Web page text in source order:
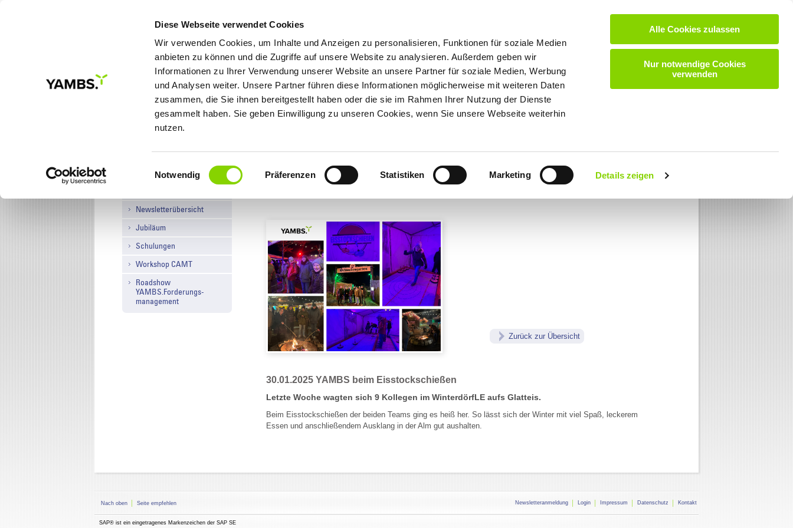
Diese Webseite verwendet Cookies
Wir verwenden Cookies, um Inhalte und Anzeigen zu personalisieren, Funktionen für soziale Medien
anbieten zu können und die Zugriffe auf unsere Website zu analysieren. Außerdem geben wir
Informationen zu Ihrer Verwendung unserer Website an unsere Partner für soziale Medien, Werbung
und Analysen weiter. Unsere Partner führen diese Informationen möglicherweise mit weiteren Daten
zusammen, die Sie ihnen bereitgestellt haben oder die sie im Rahmen Ihrer Nutzung der Dienste
gesammelt haben. Sie geben Einwilligung zu unseren Cookies, wenn Sie unsere Webseite weiterhin
nutzen.
Einwilligungsauswahl
Notwendig Präferenzen Statistiken Marketing Details zeigen
Alle Cookies zulassen
Nur notwendige Cookies
verwenden
KARRIERE KONTAKT
MEINE ZIELE LÖSUNGEN SERVICE & KNOWHOW NEWSLETTERANMELDUNG
Newsübersicht
Newsletterübersicht
Jubiläum
Schulungen
Workshop CAMT
Roadshow
YAMBS.Forderungs-
management
News
Zurück zur Übersicht
30.01.2025 YAMBS beim Eisstockschießen
Letzte Woche wagten sich 9 Kollegen im WinterdörfLE aufs Glatteis.
Beim Eisstockschießen der beiden Teams ging es heiß her. So lässt sich der Winter mit viel Spaß, leckerem
Essen und anschließendem Ausklang in der Alm gut aushalten.
Nach oben Seite empfehlen Newsletteranmeldung Login Impressum Datenschutz Kontakt
SAP® ist ein eingetragenes Markenzeichen der SAP SE